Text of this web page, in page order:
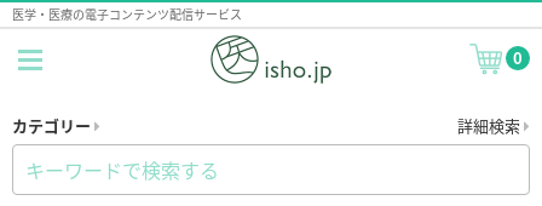
医学・医療の電子コンテンツ配信サービス
0
カテゴリー 詳細検索